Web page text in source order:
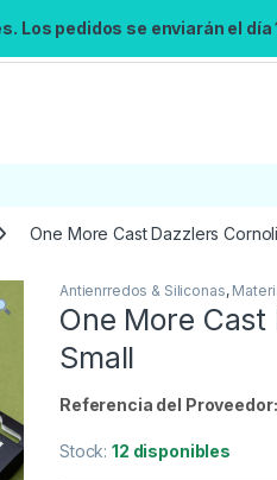
Los pedidos se enviarán el día
de búsqueda.
One More Cast Dazzlers
Antienrredos & Siliconas,
One More
Small
Referencia del Proveedor:
Stock:12 disponibles